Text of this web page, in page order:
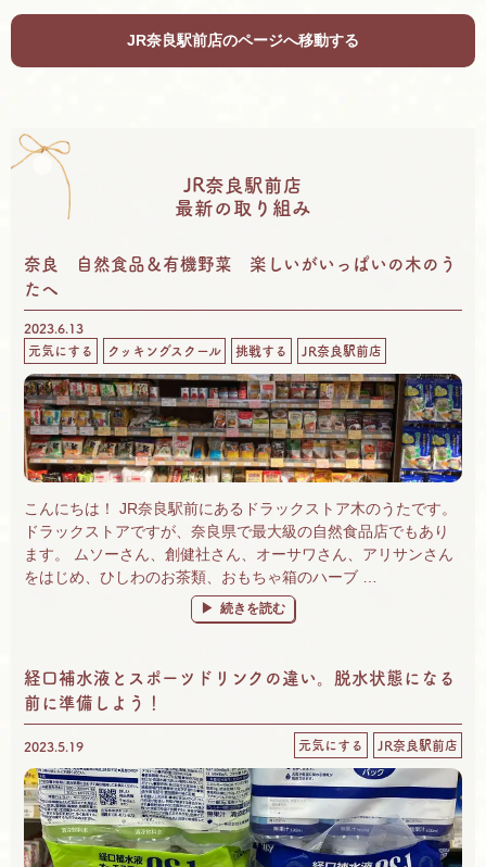
JR奈良駅前店のページへ移動する
JR奈良駅前店
最新の取り組み
奈良 自然食品＆有機野菜 楽しいがいっぱいの木のう
たへ
2023.6.13
元気にする
クッキングスクール 挑戦する JR奈良駅前店
こんにちは！ JR奈良駅前にあるドラックストア木のうたです。
ドラックストアですが、奈良県で最大級の自然食品店でもあり
ます。 ムソーさん、創健社さん、オーサワさん、アリサンさん
をはじめ、ひしわのお茶類、おもちゃ箱のハーブ …
“奈良 自然食品＆有機野菜 楽しいがいっぱ
続きを読む
経口補水液とスポーツドリンクの違い。脱水状態になる
前に準備しよう！
2023.5.19 元気にする JR奈良駅前店